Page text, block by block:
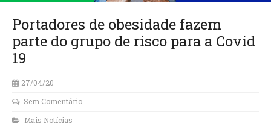
Portadores de obesidade fazem
parte do grupo de risco para a Covid
19
27/04/20
Sem Comentário
Mais Notícias